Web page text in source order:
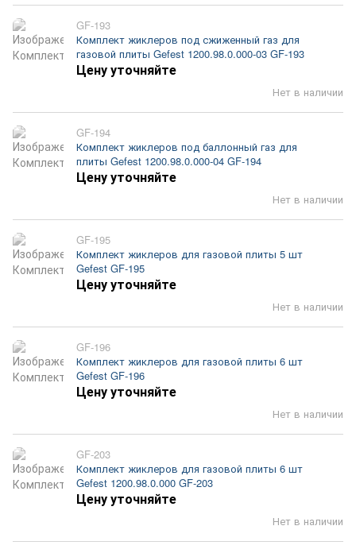
GF-193
Комплект жиклеров под сжиженный газ для
газовой плиты Gefest 1200.98.0.000-03 GF-193
Нет в наличии
Цену уточняйте
GF-194
Комплект жиклеров под баллонный газ для
плиты Gefest 1200.98.0.000-04 GF-194
Нет в наличии
Цену уточняйте
GF-195
Комплект жиклеров для газовой плиты 5 шт
Gefest GF-195
Нет в наличии
Цену уточняйте
GF-196
Комплект жиклеров для газовой плиты 6 шт
Gefest GF-196
Нет в наличии
Цену уточняйте
GF-203
Комплект жиклеров для газовой плиты 6 шт
Gefest 1200.98.0.000 GF-203
Нет в наличии
Цену уточняйте